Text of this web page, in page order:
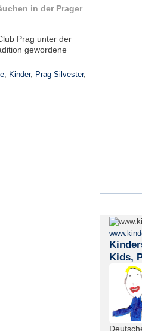
in der Prager
Prag unter der
gewordene
, Kinder, Prag Silvester,
Kids,